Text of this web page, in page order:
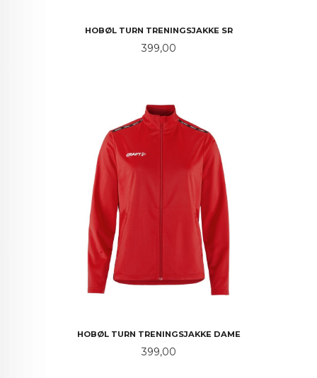
HOBØL TURN TRENINGSJAKKE SR
Pris
399,00
HOBØL TURN TRENINGSJAKKE DAME
Pris
399,00